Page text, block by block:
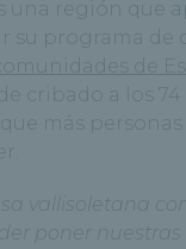
una región que
su programa de
de
cribado a los 74
más personas
vallisoletana
poner nuestras